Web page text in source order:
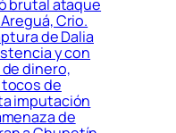
brutal ataque
Crio.
de Dalia
y con
dinero,
de
imputación
de